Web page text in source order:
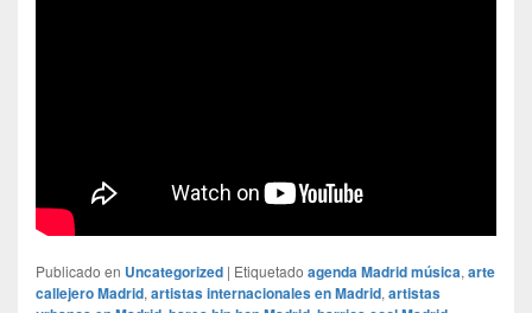
Publicado en Uncategorized | Etiquetado agenda Madrid música, arte
callejero Madrid, artistas internacionales en Madrid, artistas